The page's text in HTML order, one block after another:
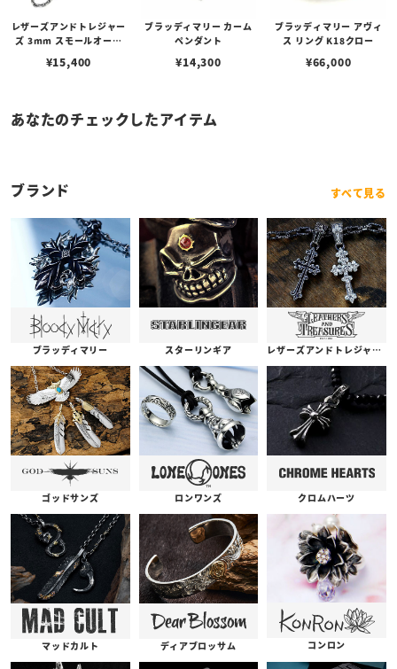
レザーズアンドトレジャー
ズ 3mm スモールオーバ
ブスタークラスプ＆LTロ
¥15,400
ブラッディマリー カーム
ペンダント
¥14,300
ブラッディマリー アヴィ
ス リング K18クロー
¥66,000
あなたのチェックしたアイテム
ブランド すべて見る
ブラッディマリー スターリンギア レザーズアンドトレジャーズ
ゴッドサンズ ロンワンズ クロムハーツ
マッドカルト ディアブロッサム コンロン